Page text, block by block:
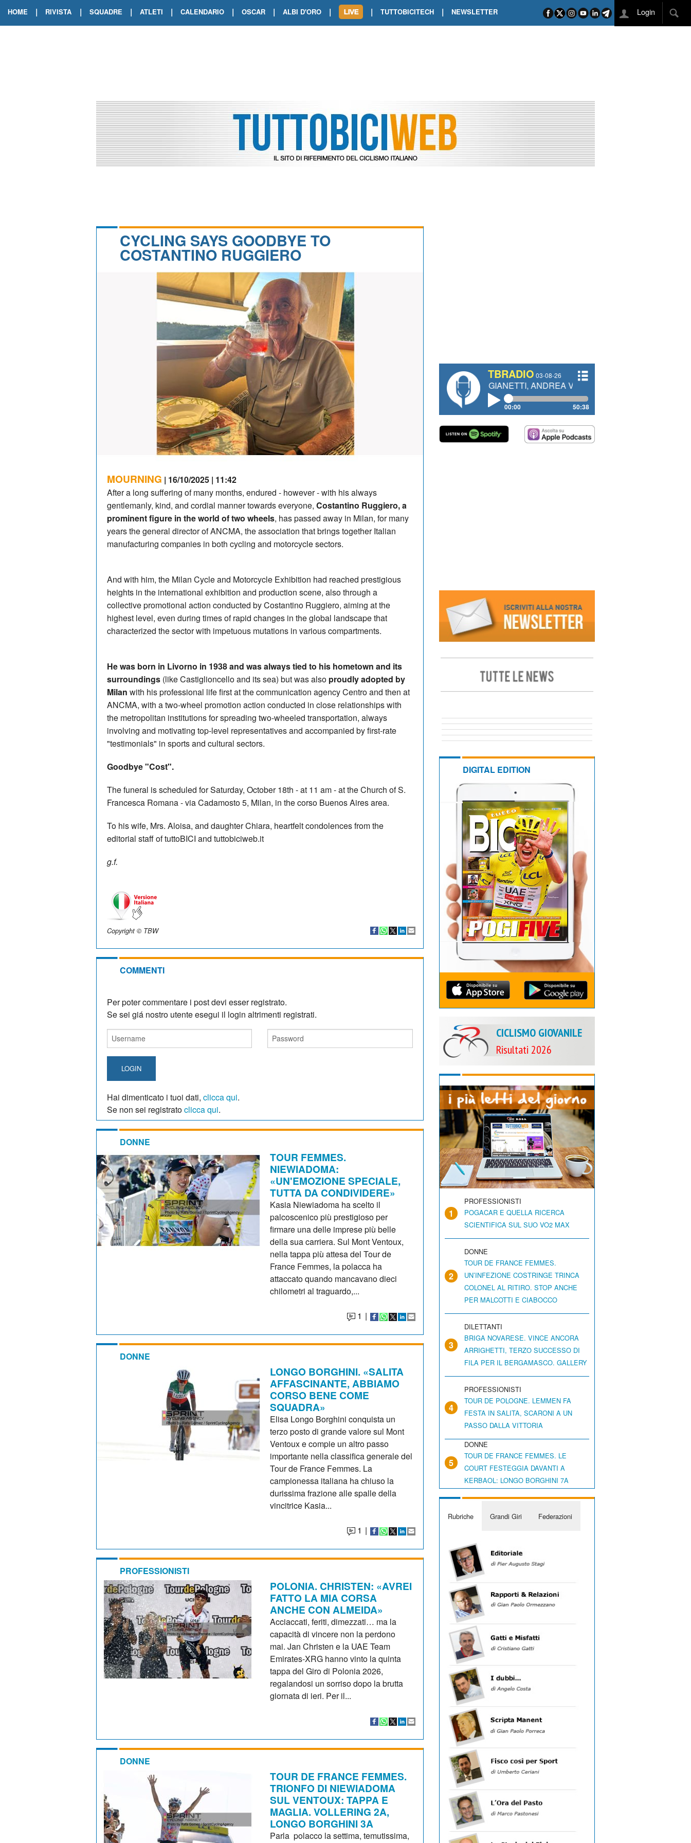
HOME | RIVISTA | SQUADRE | ATLETI | CALENDARIO | OSCAR | ALBI D'ORO |
TOUR DE FRANCE. ORCIERES-MERLETTE INCORONA CARAPAZ
TOUR DE FRANCE. A VOIRON TRIONFO DI PHILIPSEN SU SCHMID E KOOIJ
| TUTTOBICITECH | NEWSLETTER Login
CYCLING SAYS GOODBYE TO
COSTANTINO RUGGIERO
MOURNING | 16/10/2025 | 11:42
After a long suffering of many months, endured - however - with his always
gentlemanly, kind, and cordial manner towards everyone, Costantino Ruggiero, a
prominent figure in the world of two wheels, has passed away in Milan, for many
years the general director of ANCMA, the association that brings together Italian
manufacturing companies in both cycling and motorcycle sectors.
And with him, the Milan Cycle and Motorcycle Exhibition had reached prestigious
heights in the international exhibition and production scene, also through a
collective promotional action conducted by Costantino Ruggiero, aiming at the
highest level, even during times of rapid changes in the global landscape that
characterized the sector with impetuous mutations in various compartments.
He was born in Livorno in 1938 and was always tied to his hometown and its
surroundings (like Castiglioncello and its sea) but was also proudly adopted by
Milan with his professional life first at the communication agency Centro and then at
ANCMA, with a two-wheel promotion action conducted in close relationships with
the metropolitan institutions for spreading two-wheeled transportation, always
involving and motivating top-level representatives and accompanied by first-rate
"testimonials" in sports and cultural sectors.
Goodbye "Cost".
The funeral is scheduled for Saturday, October 18th - at 11 am - at the Church of S.
Francesca Romana - via Cadamosto 5, Milan, in the corso Buenos Aires area.
To his wife, Mrs. Aloisa, and daughter Chiara, heartfelt condolences from the
editorial staff of tuttoBICI and tuttobiciweb.it
g.f.
Copyright © TBW
COMMENTI
Per poter commentare i post devi esser registrato.
Se sei giá nostro utente esegui il login altrimenti registrati.
LOGIN
Hai dimenticato i tuoi dati, clicca qui.
Se non sei registratoclicca qui.
DONNE
TOUR FEMMES.
NIEWIADOMA:
«UN'EMOZIONE SPECIALE,
TUTTA DA CONDIVIDERE»
Kasia Niewiadoma ha scelto il
palcoscenico più prestigioso per
firmare una delle imprese più belle
della sua carriera. Sul Mont Ventoux,
nella tappa più attesa del Tour de
France Femmes, la polacca ha
attaccato quando mancavano dieci
chilometri al traguardo,...
1 |
DONNE
LONGO BORGHINI. «SALITA
AFFASCINANTE, ABBIAMO
CORSO BENE COME
SQUADRA»
Elisa Longo Borghini conquista un
terzo posto di grande valore sul Mont
Ventoux e compie un altro passo
importante nella classifica generale del
Tour de France Femmes. La
campionessa italiana ha chiuso la
durissima frazione alle spalle della
vincitrice Kasia...
1 |
PROFESSIONISTI
POLONIA. CHRISTEN: «AVREI
FATTO LA MIA CORSA
ANCHE CON ALMEIDA»
Acciaccati, feriti, dimezzati… ma la
capacità di vincere non la perdono
mai. Jan Christen e la UAE Team
Emirates-XRG hanno vinto la quinta
tappa del Giro di Polonia 2026,
regalandosi un sorriso dopo la brutta
giornata di ieri. Per il...
DONNE
TOUR DE FRANCE FEMMES.
TRIONFO DI NIEWIADOMA
SUL VENTOUX: TAPPA E
MAGLIA. VOLLERING 2A,
LONGO BORGHINI 3A
Parla polacco la settima, temutissima,
TBRADIO 03-08-26
#334 CHARLY WEGELIUS, MAURO GIANETTI, ANDREA VENDRAME, FILIPPO FIORELLI
00:00 50:38
DIGITAL EDITION
CICLISMO GIOVANILE
Risultati 2026
1
PROFESSIONISTI
POGACAR E QUELLA RICERCA
SCIENTIFICA SUL SUO VO2 MAX
2
DONNE
TOUR DE FRANCE FEMMES.
UN’INFEZIONE COSTRINGE TRINCA
COLONEL AL RITIRO. STOP ANCHE
PER MALCOTTI E CIABOCCO
3
DILETTANTI
BRIGA NOVARESE. VINCE ANCORA
ARRIGHETTI, TERZO SUCCESSO DI
FILA PER IL BERGAMASCO. GALLERY
4
PROFESSIONISTI
TOUR DE POLOGNE. LEMMEN FA
FESTA IN SALITA, SCARONI A UN
PASSO DALLA VITTORIA
5
DONNE
TOUR DE FRANCE FEMMES. LE
COURT FESTEGGIA DAVANTI A
KERBAOL: LONGO BORGHINI 7A
Rubriche Grandi Giri Federazioni